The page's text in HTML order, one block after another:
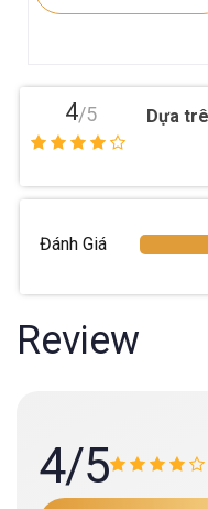
4/5 Dựa
Đánh Giá
Review
4/5